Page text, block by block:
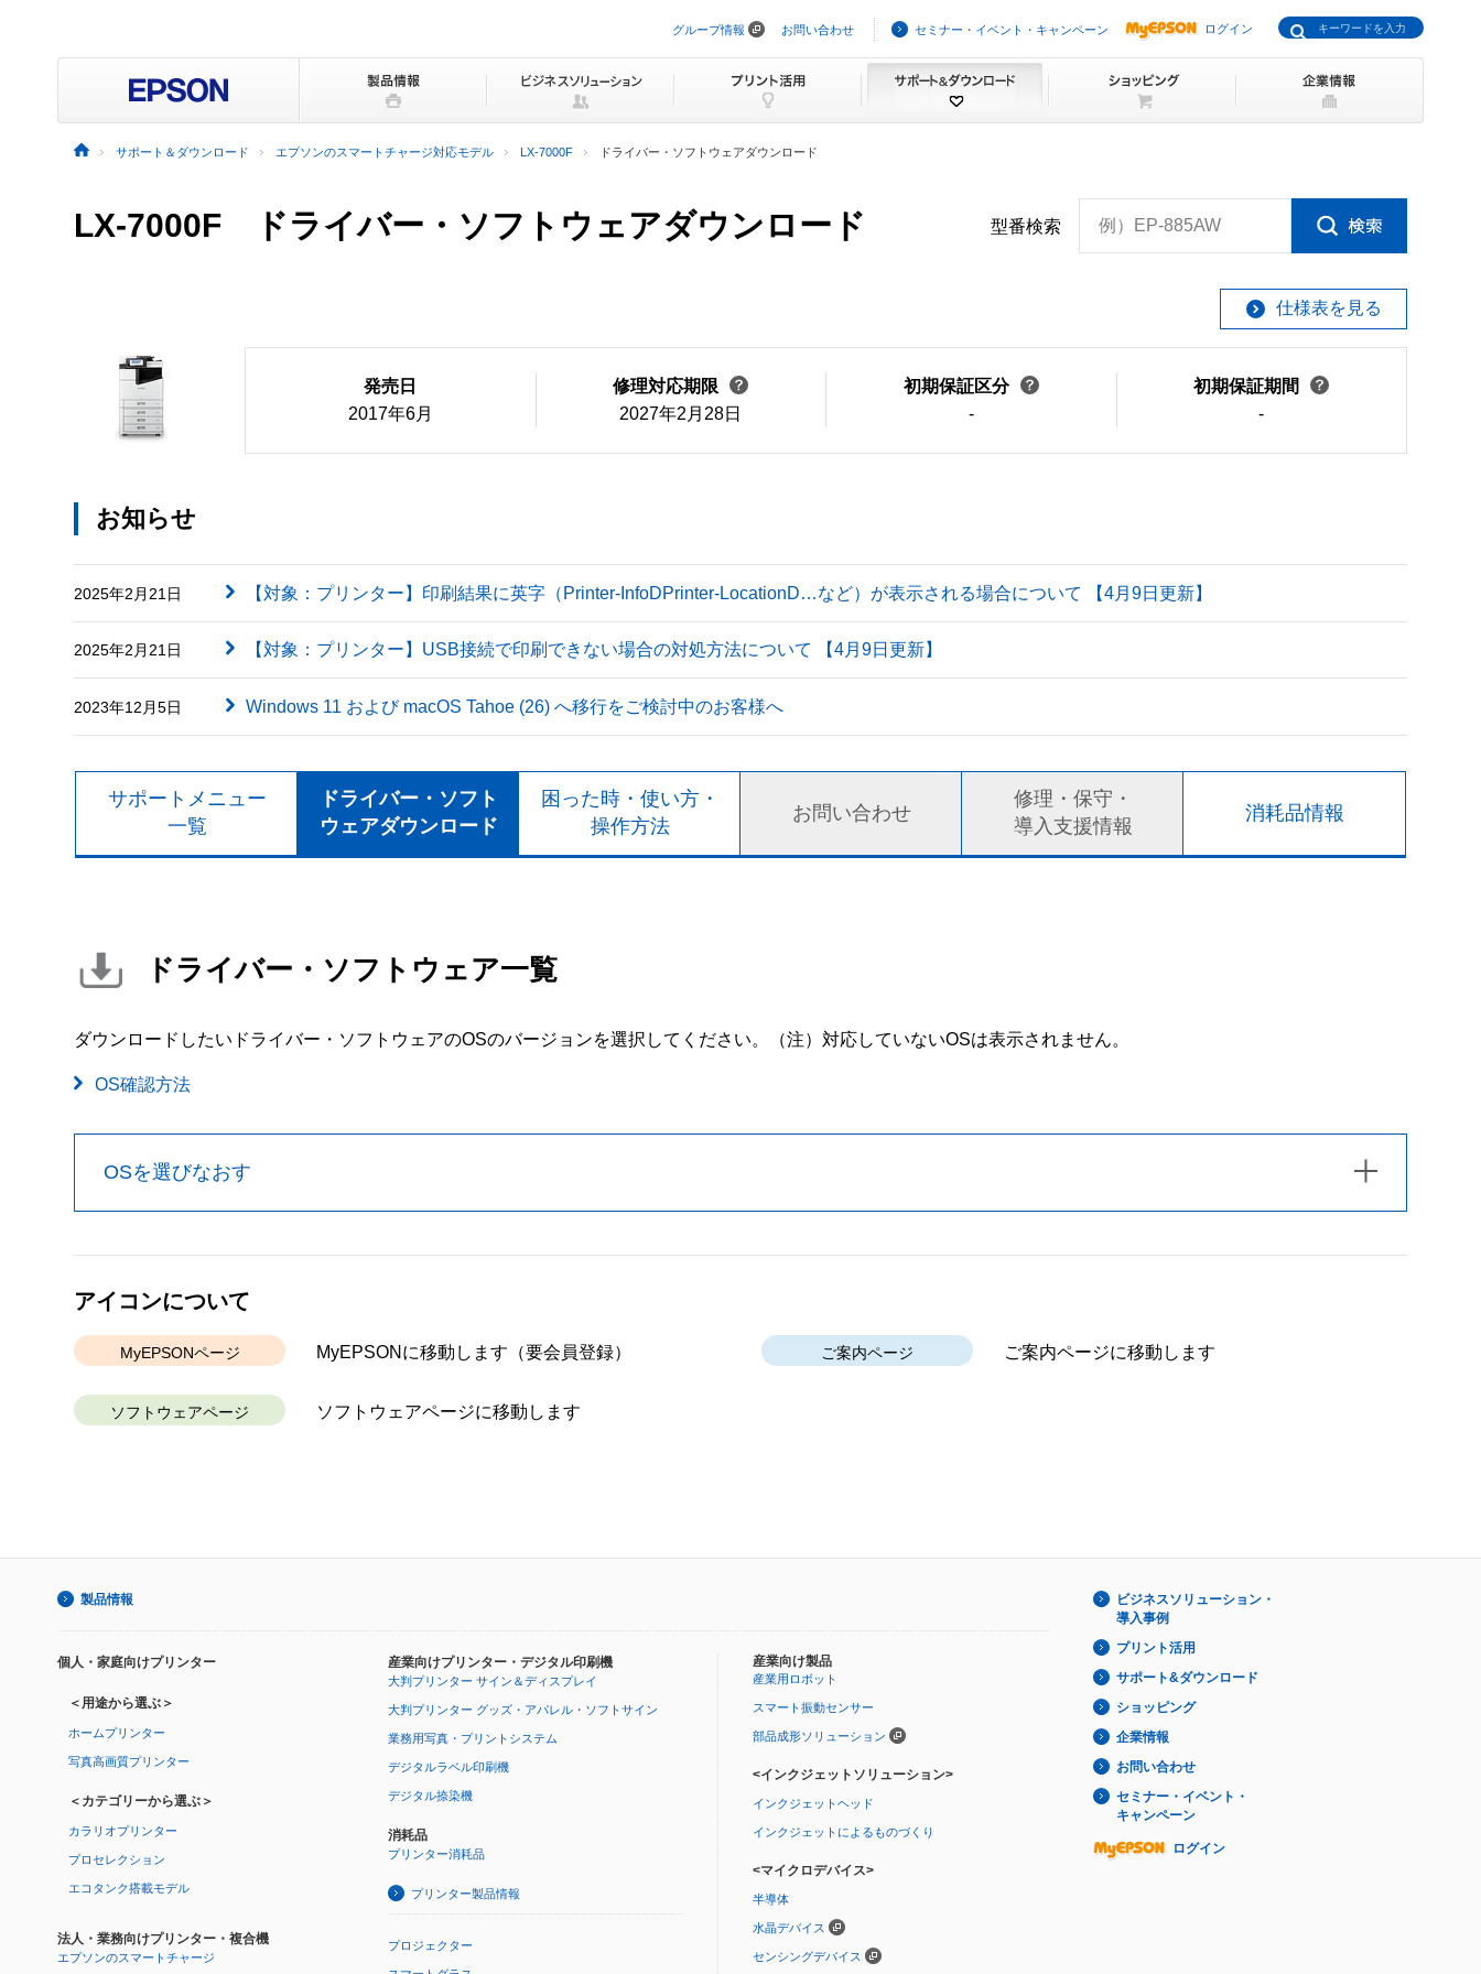
ビ
ョ
ッ
グループ情報 お問い合わせ セミナー・イベント・キャンペーン ログイン
サポート＆ダウンロード エプソンのスマートチャージ対応モデル LX-7000F ドライバー・ソフトウェアダウンロード
LX-7000F ドライバー・ソフトウェアダウンロード 型番検索 例）EP-885AW
仕様表を見る
発売日
2017年6月
修理対応期限
2027年2月28日
初期保証区分
-
初期保証期間
-
お知らせ
2025年2月21日 【対象：プリンター】印刷結果に英字（Printer-InfoDPrinter-LocationD…など）が表示される場合について 【4月9日更新】
2025年2月21日 【対象：プリンター】USB接続で印刷できない場合の対処方法について 【4月9日更新】
2023年12月5日 Windows 11 および macOS Tahoe (26) へ移行をご検討中のお客様へ
サポートメニュー
一覧
ドライバー・ソフト
ウェアダウンロード
困った時・使い方・
操作方法
お問い合わせ
修理・保守・
導入支援情報
消耗品情報
ドライバー・ソフトウェア一覧
ダウンロードしたいドライバー・ソフトウェアのOSのバージョンを選択してください。 （注）対応していないOSは表示されません。
OS確認方法
OSを選びなおす
アイコンについて
MyEPSONページ MyEPSONに移動します （要会員登録） ご案内ページ ご案内ページに移動します
ソフトウェアページ ソフトウェアページに移動します
製品情報
個人・家庭向けプリンター
＜用途から選ぶ＞
ホームプリンター
写真高画質プリンター
＜カテゴリーから選ぶ＞
カラリオプリンター
プロセレクション
エコタンク搭載モデル
法人・業務向けプリンター・複合機
エプソンのスマートチャージ
産業向けプリンター・デジタル印刷機
大判プリンター サイン＆ディスプレイ
大判プリンター グッズ・アパレル・ソフトサイン
業務用写真・プリントシステム
デジタルラベル印刷機
デジタル捺染機
消耗品
プリンター消耗品
プリンター製品情報
プロジェクター
産業向け製品
産業用ロボット
スマート振動センサー
部品成形ソリューション
<インクジェットソリューション>
インクジェットヘッド
インクジェットによるものづくり
<マイクロデバイス>
半導体
水晶デバイス
センシングデバイス
ビジネスソリューション・
導入事例
プリント活用
サポート&ダウンロード
ショッピング
企業情報
お問い合わせ
セミナー・イベント・
キャンペーン
ログイン